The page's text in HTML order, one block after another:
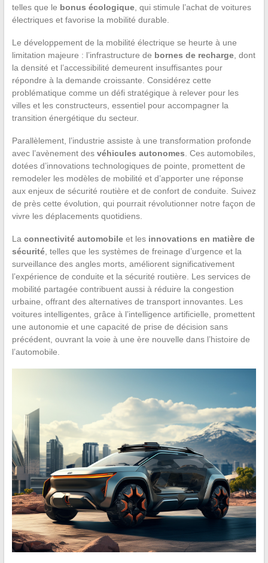
telles que le bonus écologique, qui stimule l’achat de voitures
électriques et favorise la mobilité durable.
Le développement de la mobilité électrique se heurte à une
limitation majeure : l’infrastructure de bornes de recharge, dont
la densité et l’accessibilité demeurent insuffisantes pour
répondre à la demande croissante. Considérez cette
problématique comme un défi stratégique à relever pour les
villes et les constructeurs, essentiel pour accompagner la
transition énergétique du secteur.
Parallèlement, l’industrie assiste à une transformation profonde
avec l’avènement des véhicules autonomes . Ces automobiles,
dotées d’innovations technologiques de pointe, promettent de
remodeler les modèles de mobilité et d’apporter une réponse
aux enjeux de sécurité routière et de confort de conduite. Suivez
de près cette évolution, qui pourrait révolutionner notre façon de
vivre les déplacements quotidiens.
La connectivité automobileet les innovations en matière de
sécurité, telles que les systèmes de freinage d’urgence et la
surveillance des angles morts, améliorent significativement
l’expérience de conduite et la sécurité routière. Les services de
mobilité partagée contribuent aussi à réduire la congestion
urbaine, offrant des alternatives de transport innovantes. Les
voitures intelligentes, grâce à l’intelligence artificielle, promettent
une autonomie et une capacité de prise de décision sans
précédent, ouvrant la voie à une ère nouvelle dans l’histoire de
l’automobile.